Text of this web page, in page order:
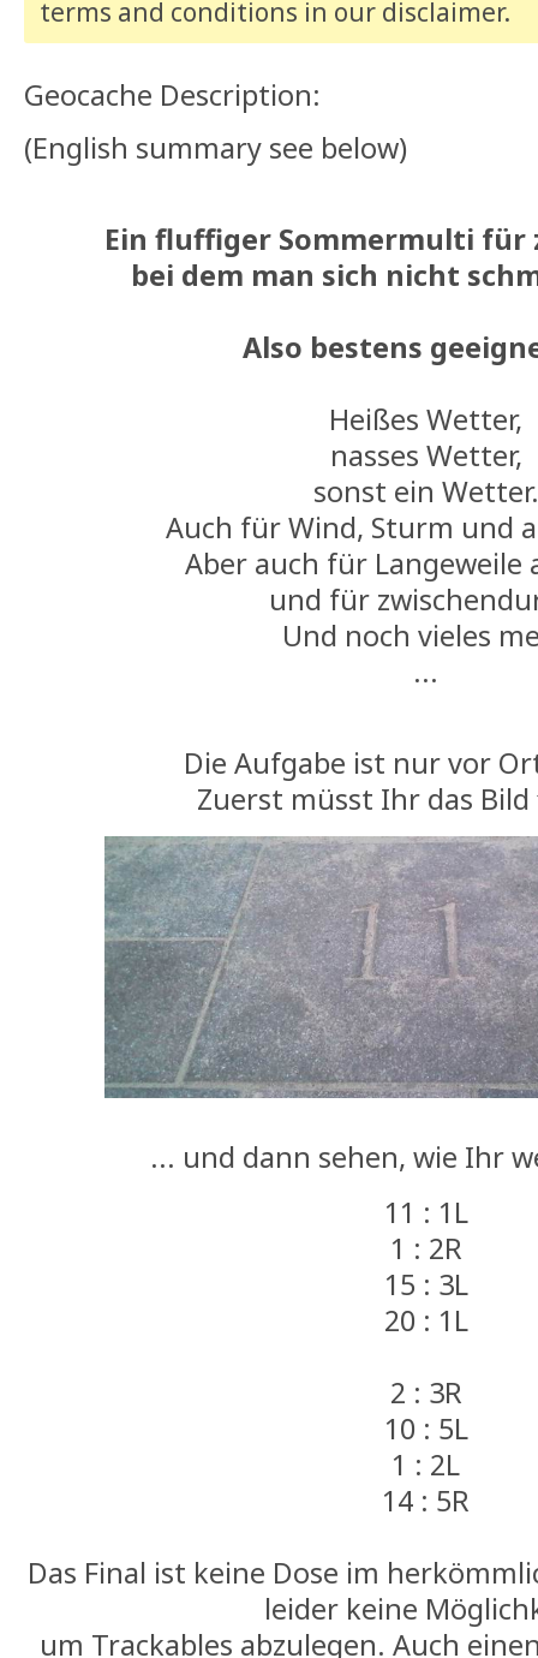
terms and conditions in our disclaimer.
Geocache Description:
(English summary see below)
Ein fluffiger Sommermulti für
bei dem man sich nicht
Also bestens
Heißes Wetter,
nasses Wetter,
sonst ein Wetter.
Auch für Wind, Sturm und
Aber auch für Langeweile
und für
Und noch vieles
...
Die Aufgabe ist nur vor
Zuerst müsst Ihr das
... und dann sehen, wie Ihr
11 : 1L
1 : 2R
15 : 3L
20 : 1L
2 : 3R
10 : 5L
1 : 2L
14 : 5R
Das Final ist keine Dose im
leider keine
um Trackables abzulegen. Auch